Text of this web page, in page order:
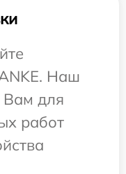
Наш
Вам для
работ